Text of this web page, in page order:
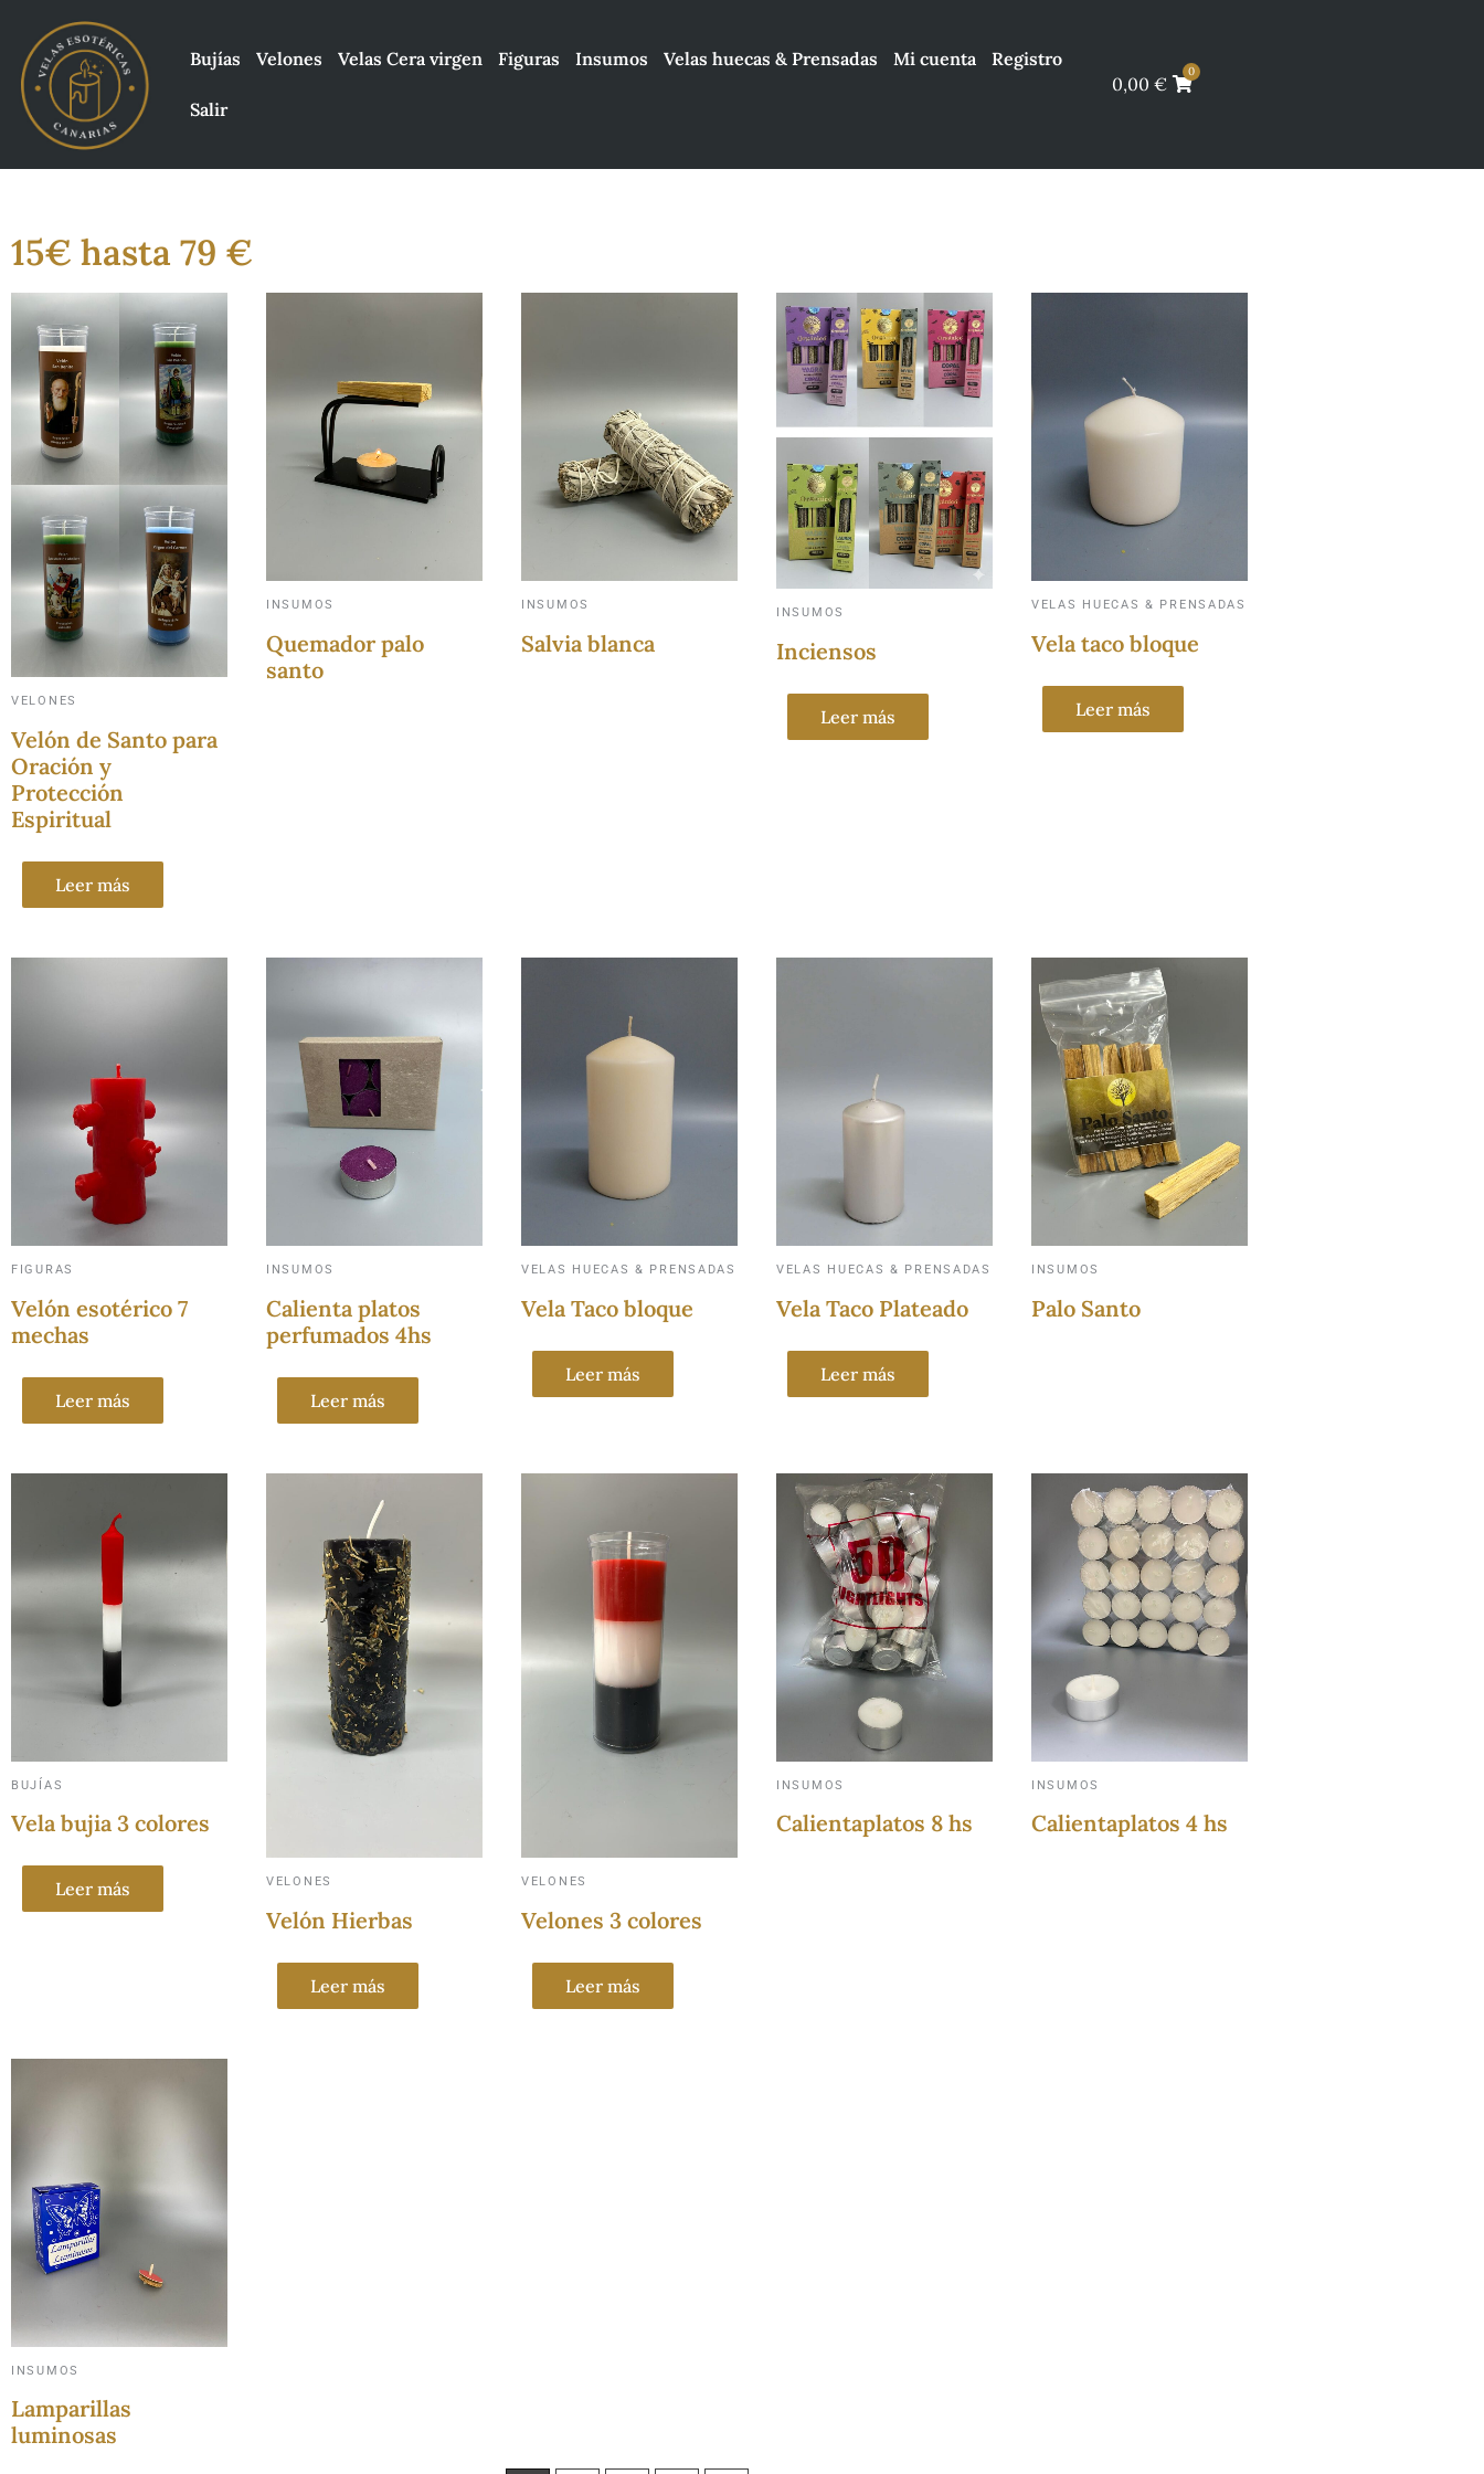
Bujías Velones Velas Cera virgen Figuras Insumos Velas huecas & Prensadas Mi cuenta Registro
Salir
0,00€
0
15€ hasta 79 €
VELONES
Velón de Santo para
Oración y
Protección
Espiritual
Leer más
INSUMOS
Quemador palo
santo
INSUMOS
Salvia blanca
INSUMOS
Inciensos
Leer más
VELAS HUECAS & PRENSADAS
Vela taco bloque
Leer más
FIGURAS
Velón esotérico 7
mechas
Leer más
INSUMOS
Calienta platos
perfumados 4hs
Leer más
VELAS HUECAS & PRENSADAS
Vela Taco bloque
Leer más
VELAS HUECAS & PRENSADAS
Vela Taco Plateado
Leer más
INSUMOS
Palo Santo
BUJÍAS
Vela bujia 3 colores
Leer más VELONES
Velón Hierbas
Leer más
VELONES
Velones 3 colores
Leer más
INSUMOS
Calientaplatos 8 hs
INSUMOS
Calientaplatos 4 hs
INSUMOS
Lamparillas
luminosas